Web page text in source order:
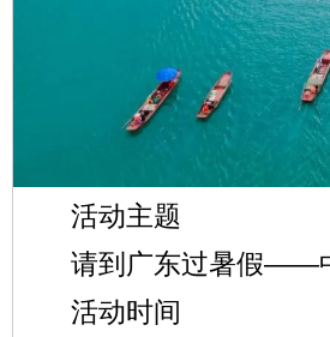
活动主题
请到广东过暑假——
活动时间